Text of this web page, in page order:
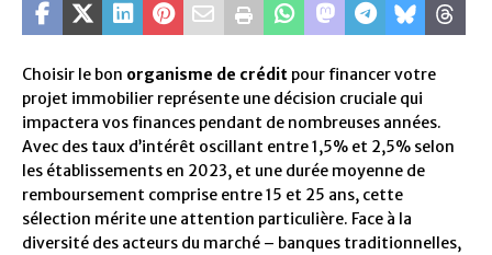
Choisir le bon organisme de crédit pour financer votre
projet immobilier représente une décision cruciale qui
impactera vos finances pendant de nombreuses années.
Avec des taux d’intérêt oscillant entre 1,5% et 2,5% selon
les établissements en 2023, et une durée moyenne de
remboursement comprise entre 15 et 25 ans, cette
sélection mérite une attention particulière. Face à la
diversité des acteurs du marché – banques traditionnelles,